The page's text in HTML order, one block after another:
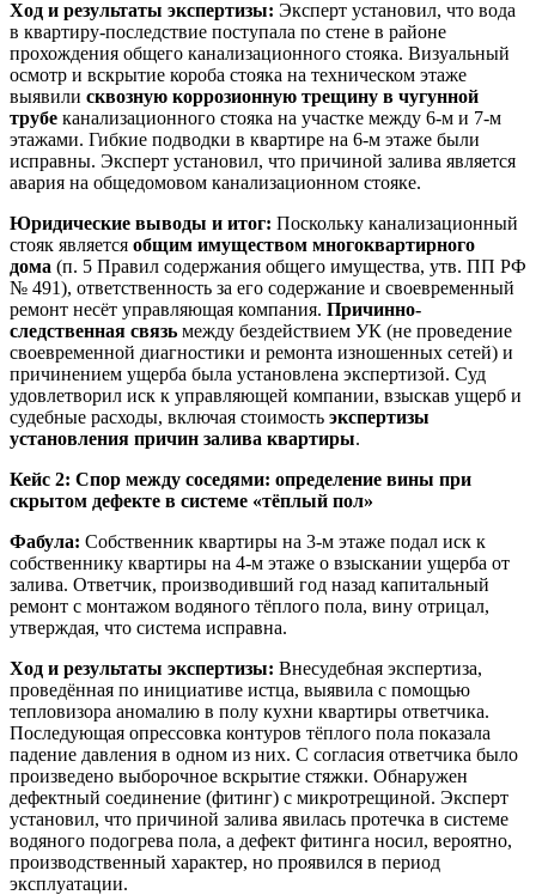
Ход и результаты экспертизы: Эксперт установил, что вода
в квартиру-последствие поступала по стене в районе
прохождения общего канализационного стояка. Визуальный
осмотр и вскрытие короба стояка на техническом этаже
выявили сквозную коррозионную трещину в чугунной
трубе канализационного стояка на участке между 6-м и 7-м
этажами. Гибкие подводки в квартире на 6-м этаже были
исправны. Эксперт установил, что причиной залива является
авария на общедомовом канализационном стояке.
Юридические выводы и итог: Поскольку канализационный
стояк является общим имуществом многоквартирного
дома (п. 5 Правил содержания общего имущества, утв. ПП РФ
№ 491), ответственность за его содержание и своевременный
ремонт несёт управляющая компания. Причинно-
следственная связь между бездействием УК (не проведение
своевременной диагностики и ремонта изношенных сетей) и
причинением ущерба была установлена экспертизой. Суд
удовлетворил иск к управляющей компании, взыскав ущерб и
судебные расходы, включая стоимость экспертизы
установления причин залива квартиры.
Кейс 2: Спор между соседями: определение вины при
скрытом дефекте в системе «тёплый пол»
Фабула: Собственник квартиры на 3-м этаже подал иск к
собственнику квартиры на 4-м этаже о взыскании ущерба от
залива. Ответчик, производивший год назад капитальный
ремонт с монтажом водяного тёплого пола, вину отрицал,
утверждая, что система исправна.
Ход и результаты экспертизы: Внесудебная экспертиза,
проведённая по инициативе истца, выявила с помощью
тепловизора аномалию в полу кухни квартиры ответчика.
Последующая опрессовка контуров тёплого пола показала
падение давления в одном из них. С согласия ответчика было
произведено выборочное вскрытие стяжки. Обнаружен
дефектный соединение (фитинг) с микротрещиной. Эксперт
установил, что причиной залива явилась протечка в системе
водяного подогрева пола, а дефект фитинга носил, вероятно,
производственный характер, но проявился в период
эксплуатации.